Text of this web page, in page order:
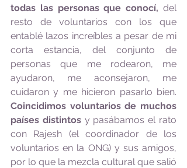
todas las personas que conocí, del
resto de voluntarios con los que
entablé lazos increíbles a pesar de mi
corta estancia, del conjunto de
personas que me rodearon, me
ayudaron, me aconsejaron, me
Coincidimos voluntarios de muchos
países distintos y pasábamos el rato
con Rajesh (el coordinador de los
voluntarios en la ONG) y sus amigos,
por lo que la mezcla cultural que salió